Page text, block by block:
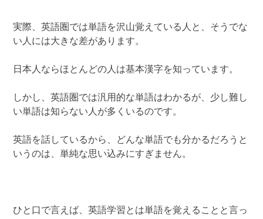
実際、英語圏では単語を沢山覚えている人と、そうでな
い人には大きな差があります。
日本人ならほとんどの人は基本漢字を知っています。
しかし、英語圏では汎用的な単語はわかるが、少し難し
い単語は知らない人が多くいるのです。
英語を話しているから、どんな単語でも分かるだろうと
いうのは、単純な思い込みにすぎません。
ひと口で言えば、英語学習とは単語を覚えることと言っ